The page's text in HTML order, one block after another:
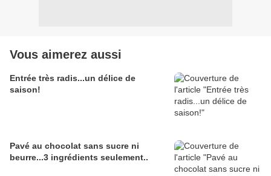
Vous aimerez aussi
Entrée très radis...un délice de
saison!
Pavé au chocolat sans sucre ni
beurre...3 ingrédients seulement..